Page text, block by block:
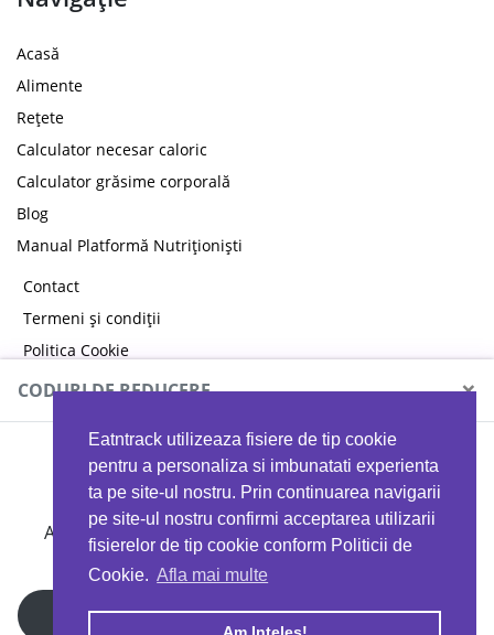
Eatntrack utilizeaza fisiere de tip cookie
pentru a personaliza si imbunatati experienta
ta pe site-ul nostru. Prin continuarea navigarii
pe site-ul nostru confirmi acceptarea utilizarii
fisierelor de tip cookie conform Politicii de
Cookie. Afla mai multe
Acasă
Alimente
Rețete
Calculator necesar caloric
Calculator grăsime corporală
Blog
Manual Platformă Nutriționiști
Contact
Termeni și condiții
Politica Cookie
Politica de confidențialitate
CODURI DE REDUCERE ×
MYPROTEIN
Ai 40%reducere la orice comandă folosind codul
EATTRACK
Profită acum